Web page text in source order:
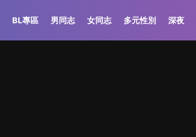
BL專區 男同志 女同志 多元性別 深夜